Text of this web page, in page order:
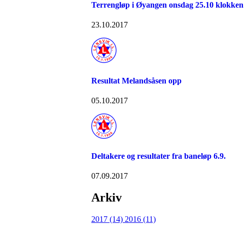
Terrengløp i Øyangen onsdag 25.10 klokken
23.10.2017
Resultat Melandsåsen opp
05.10.2017
Deltakere og resultater fra baneløp 6.9.
07.09.2017
Arkiv
2017 (14) 2016 (11)